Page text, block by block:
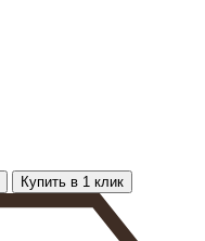
Купить в 1 клик